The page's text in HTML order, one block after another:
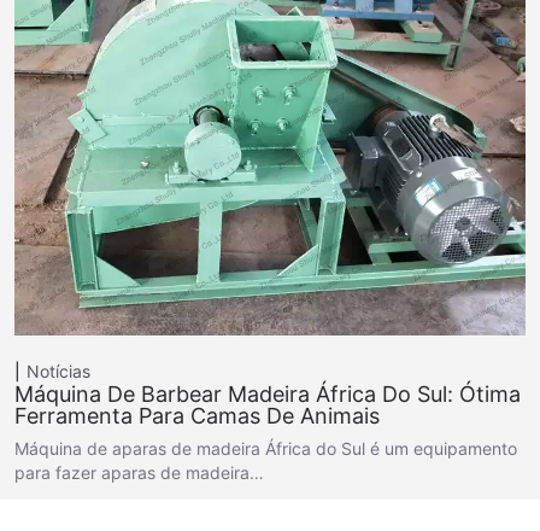
Notícias
Máquina De Barbear Madeira África Do Sul: Ótima
Ferramenta Para Camas De Animais
Máquina de aparas de madeira África do Sul é um equipamento
para fazer aparas de madeira…